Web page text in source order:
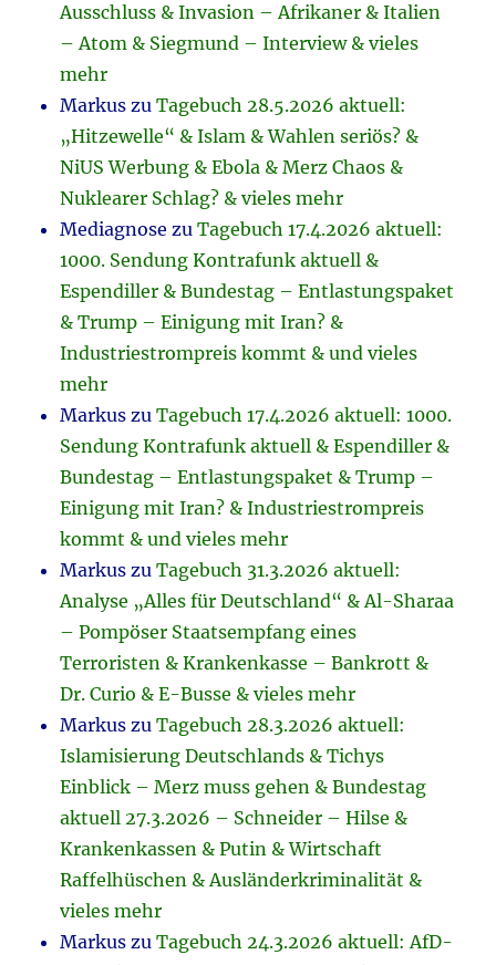
Ausschluss & Invasion – Afrikaner & Italien
– Atom & Siegmund – Interview & vieles
mehr
Markus zuTagebuch 28.5.2026 aktuell:
„Hitzewelle“ & Islam & Wahlen seriös? &
NiUS Werbung & Ebola & Merz Chaos &
Nuklearer Schlag? & vieles mehr
Mediagnose zuTagebuch 17.4.2026 aktuell:
1000. Sendung Kontrafunk aktuell &
Espendiller & Bundestag – Entlastungspaket
& Trump – Einigung mit Iran? &
Industriestrompreis kommt & und vieles
mehr
Markus zuTagebuch 17.4.2026 aktuell: 1000.
Sendung Kontrafunk aktuell & Espendiller &
Bundestag – Entlastungspaket & Trump –
Einigung mit Iran? & Industriestrompreis
kommt & und vieles mehr
Markus zuTagebuch 31.3.2026 aktuell:
Analyse „Alles für Deutschland“ & Al-Sharaa
– Pompöser Staatsempfang eines
Terroristen & Krankenkasse – Bankrott &
Dr. Curio & E-Busse & vieles mehr
Markus zuTagebuch 28.3.2026 aktuell:
Islamisierung Deutschlands & Tichys
Einblick – Merz muss gehen & Bundestag
aktuell 27.3.2026 – Schneider – Hilse &
Krankenkassen & Putin & Wirtschaft
Raffelhüschen & Ausländerkriminalität &
vieles mehr
Markus zuTagebuch 24.3.2026 aktuell: AfD-